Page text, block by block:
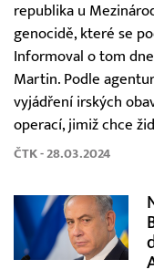
republika u
genocidě, které se
Informoval o tom
Martin. Podle
vyjádření irských
operací, jimiž chce
ČTK - 28.03.2024